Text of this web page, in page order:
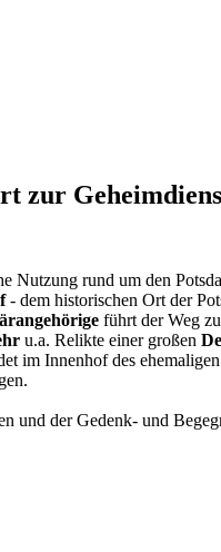
zur
rund um den
- dem historischen Ort der
führt der Weg
u.a. Relikte einer großen
im Innenhof des ehemaligen
und der Gedenk- und